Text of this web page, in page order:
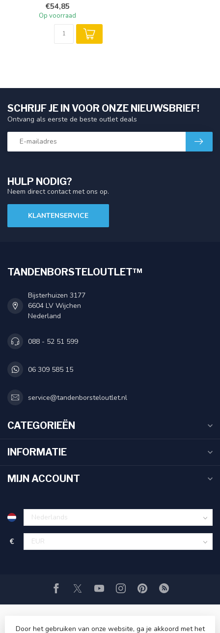
€54,85
Op voorraad
HULP NODIG?
Neem direct contact met ons op.
KLANTENSERVICE
SCHRIJF JE IN VOOR ONZE NIEUWSBRIEF!
Ontvang als eerste de beste outlet deals
TANDENBORSTELOUTLET™
Bijsterhuizen 3177
6604 LV Wijchen
Nederland
088 - 52 51 599
06 309 585 15
service@tandenborsteloutlet.nl
CATEGORIEËN
INFORMATIE
MIJN ACCOUNT
€
Door het gebruiken van onze website, ga je akkoord met het